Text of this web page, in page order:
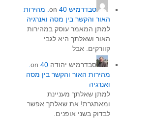
סבדרמישon
40. מהירות
האור והקשר בין מסה ואנרגיה
למתן המאמר עוסק במהירות
האור ושאלתך היא לגבי
קוורקים. אבל
סבדרמיש יהודה
40.
מהירות האור והקשר בין מסה
ואנרגיה
למתן שאלתך מעניינת
ומאתגרת! את שאלתך אפשר
לבדוק בשני אופנים.